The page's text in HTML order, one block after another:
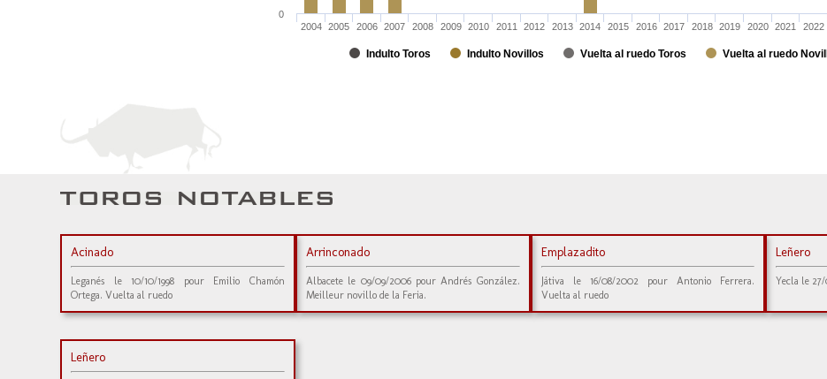
Indulto Toros Indulto Novillos Vuelta al ruedo Toros Vuelta al ruedo
2004 2005 2006 2007 2008 2009 2010 2011 2012 2013 2014 2015 2016 2017 2018 2019 2020 2021 2022
0
Acinado
Leganés le 10/10/1998 pour Emilio Chamón
Ortega. Vuelta al ruedo
Arrinconado
Albacete le 09/09/2006 pour Andrés González.
Meilleur novillo de la Feria.
Emplazadito
Játiva le 16/08/2002 pour Antonio Ferrera.
Vuelta al ruedo
Leñero
Yecla le
Leñero